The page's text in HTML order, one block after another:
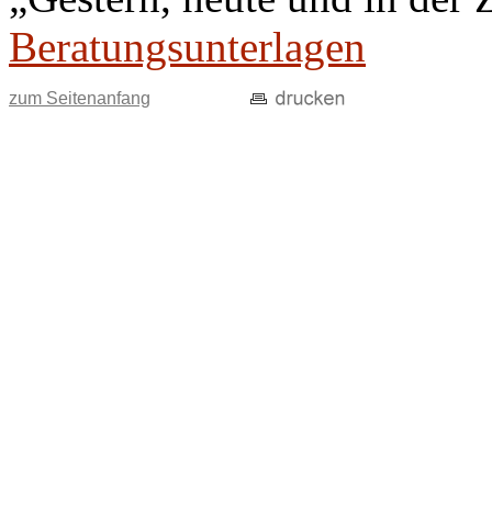
Beratungsunterlagen
zum Seitenanfang